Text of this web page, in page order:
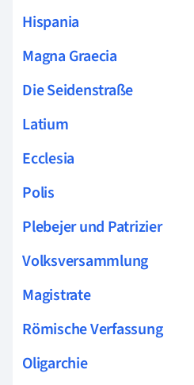
Hispania
Magna Graecia
Die Seidenstraße
Latium
Ecclesia
Polis
Plebejer und Patrizier
Volksversammlung
Magistrate
Römische Verfassung
Oligarchie